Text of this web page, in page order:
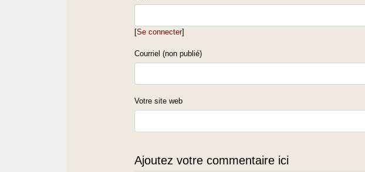
[Se connecter]
Courriel (non publié)
Votre site web
Ajoutez votre commentaire ici